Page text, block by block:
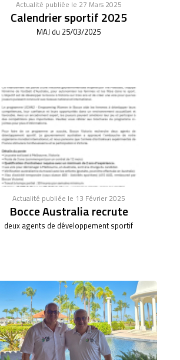
Actualité publiée le 27 Mars 2025
Calendrier sportif 2025
MAJ du 25/03/2025
Actualité publiée le 13 Février 2025
Bocce Australia recrute
deux agents de développement sportif